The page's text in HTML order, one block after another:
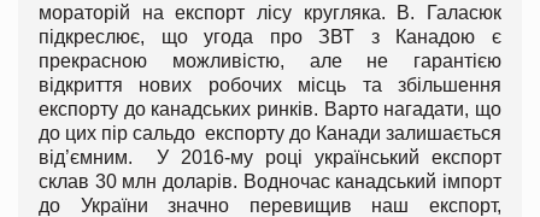
мораторій на експорт лісу кругляка. В. Галасюк
підкреслює, що угода про ЗВТ з Канадою є
прекрасною можливістю, але не гарантією
відкриття нових робочих місць та збільшення
експорту до канадських ринків. Варто нагадати, що
до цих пір сальдо експорту до Канади залишається
від’ємним. У 2016-му році український експорт
склав 30 млн доларів. Водночас канадський імпорт
до України значно перевищив наш експорт,